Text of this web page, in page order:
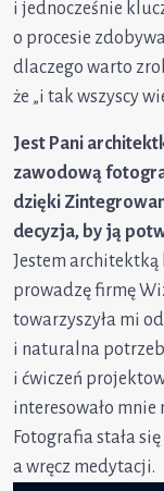
i jednocześnie
o procesie
dlaczego warto
że „i tak wszyscy
Jest Pani
zawodową
dzięki
decyzja, by ją
Jestem
prowadzę firmę
towarzyszyła mi
i naturalna
i ćwiczeń
interesowało
Fotografia stała
a wręcz medytacji.